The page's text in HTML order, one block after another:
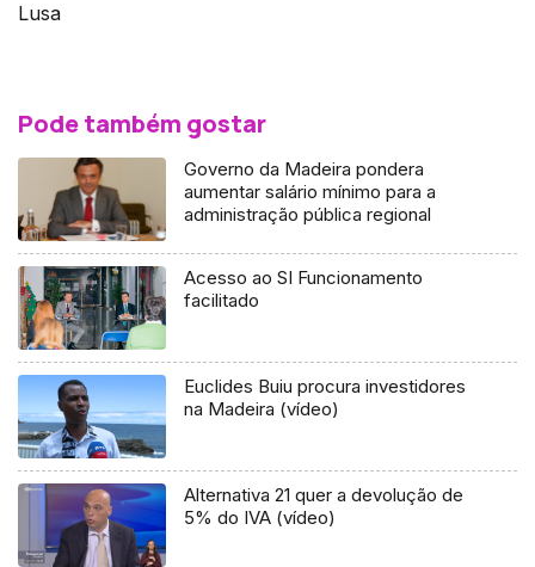
Lusa
Pode também gostar
Governo da Madeira pondera
aumentar salário mínimo para a
administração pública regional
Acesso ao SI Funcionamento
facilitado
Euclides Buiu procura investidores
na Madeira (vídeo)
Alternativa 21 quer a devolução de
5% do IVA (vídeo)